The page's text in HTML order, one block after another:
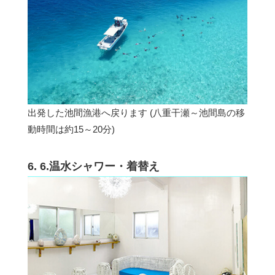
出発した池間漁港へ戻ります (八重干瀬～池間島の移
動時間は約15～20分)
6. 6.温水シャワー・着替え